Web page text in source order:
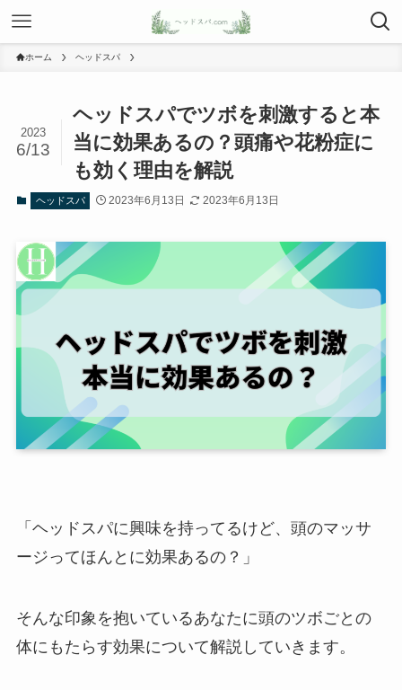
ホーム ヘッドスパ
ヘッドスパでツボを刺激すると本
当に効果あるの？頭痛や花粉症に
も効く理由を解説
2023
6/13
ヘッドスパ 2023年6月13日 2023年6月13日
「ヘッドスパに興味を持ってるけど、頭のマッサ
ージってほんとに効果あるの？」
そんな印象を抱いているあなたに頭のツボごとの
体にもたらす効果について解説していきます。